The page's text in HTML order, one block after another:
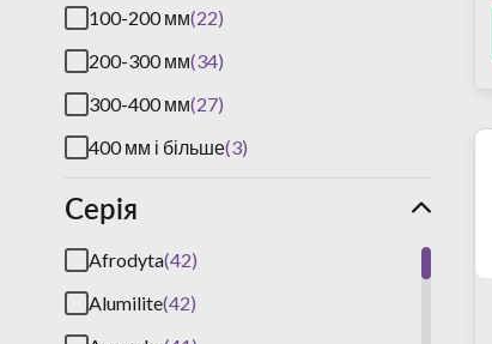
100-200 мм(22)
200-300 мм(34)
300-400 мм(27)
400 мм і більше(3)
Серія
Afrodyta(42)
Alumilite(42)